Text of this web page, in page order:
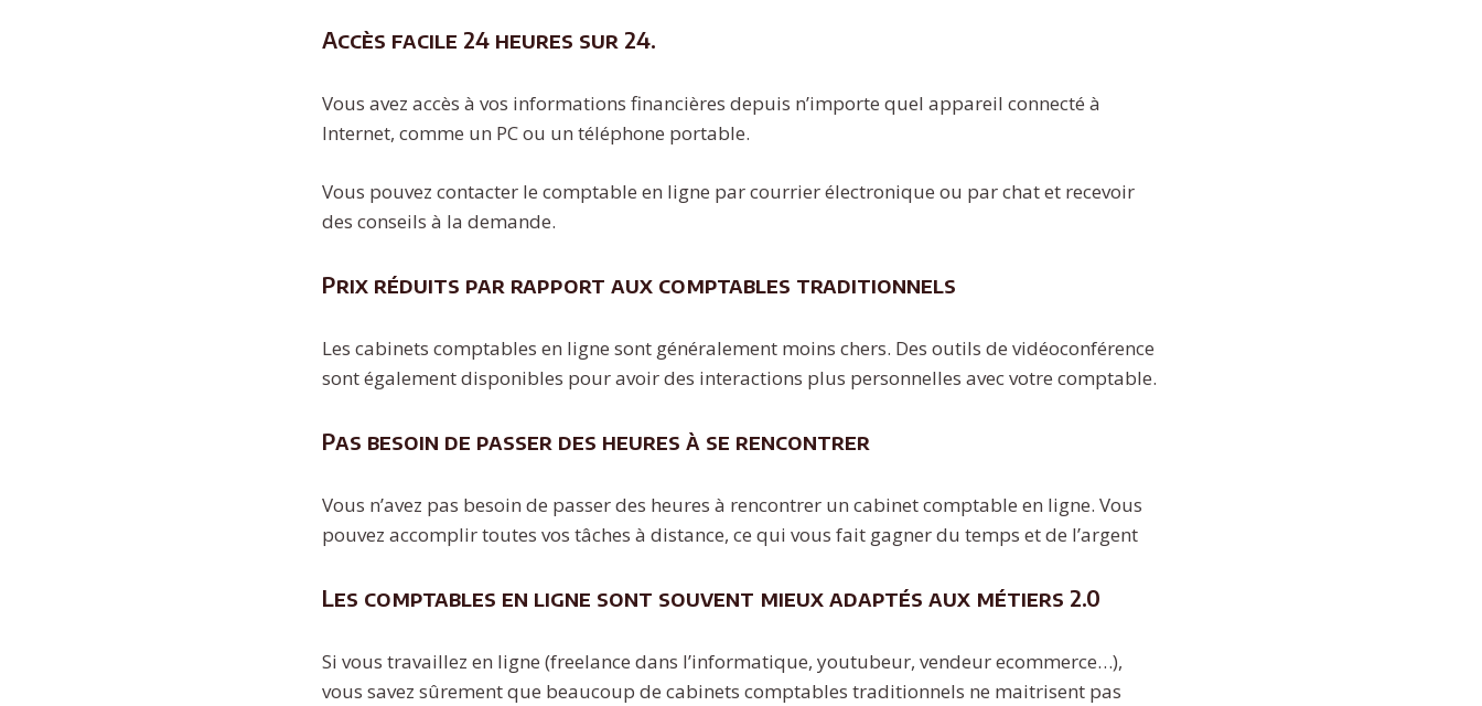
Accès facile 24 heures sur 24.
Vous avez accès à vos informations financières depuis n’importe quel appareil connecté à
Internet, comme un PC ou un téléphone portable.
Vous pouvez contacter le comptable en ligne par courrier électronique ou par chat et recevoir
des conseils à la demande.
Prix réduits par rapport aux comptables traditionnels
Les cabinets comptables en ligne sont généralement moins chers. Des outils de vidéoconférence
sont également disponibles pour avoir des interactions plus personnelles avec votre comptable.
Pas besoin de passer des heures à se rencontrer
Vous n’avez pas besoin de passer des heures à rencontrer un cabinet comptable en ligne. Vous
pouvez accomplir toutes vos tâches à distance, ce qui vous fait gagner du temps et de l’argent
Les comptables en ligne sont souvent mieux adaptés aux métiers 2.0
Si vous travaillez en ligne (freelance dans l’informatique, youtubeur, vendeur ecommerce…),
vous savez sûrement que beaucoup de cabinets comptables traditionnels ne maitrisent pas